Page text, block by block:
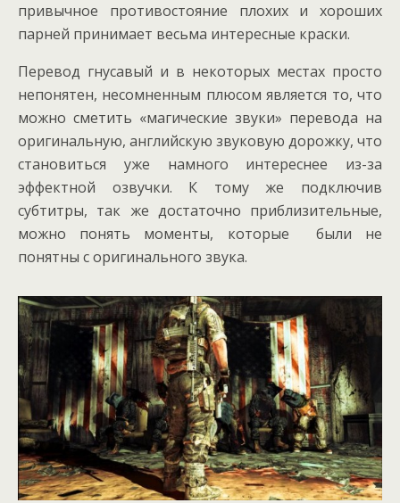
привычное противостояние плохих и хороших
парней принимает весьма интересные краски.
Перевод гнусавый и в некоторых местах просто
непонятен, несомненным плюсом является то, что
можно сметить «магические звуки» перевода на
оригинальную, английскую звуковую дорожку, что
становиться уже намного интереснее из-за
эффектной озвучки. К тому же подключив
субтитры, так же достаточно приблизительные,
можно понять моменты, которые были не
понятны с оригинального звука.